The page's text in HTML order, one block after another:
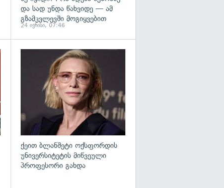
და სად უნდა წახვიდე — ამ
გზამკვლევში მოგიყვებით
24 ივნისი, 07:46
ქეით ბლანშეტი ოქსფორდის
უნივერსიტეტის მიწვეული
პროფესორი გახდა